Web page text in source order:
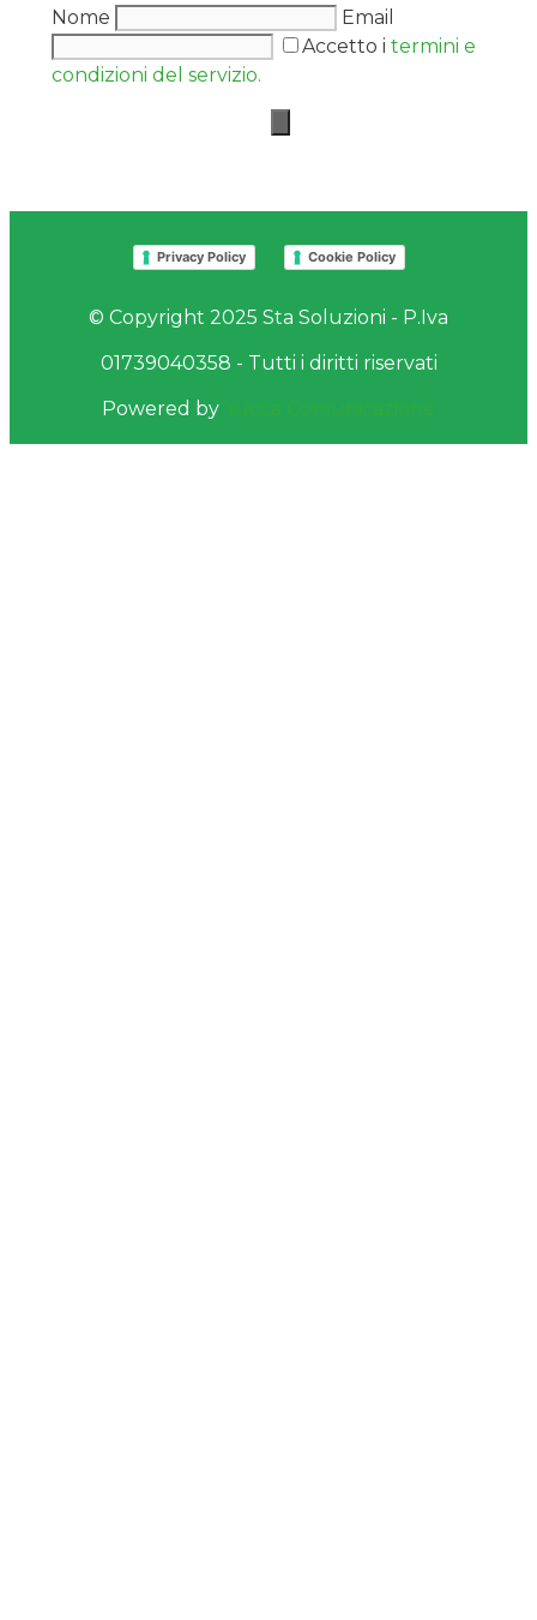
Nome
Email
Accetto i termini e
condizioni del servizio.
Privacy Policy Cookie Policy
© Copyright 2025 Sta Soluzioni - P.Iva
01739040358 - Tutti i diritti riservati
Powered by Yucca Comunicazione